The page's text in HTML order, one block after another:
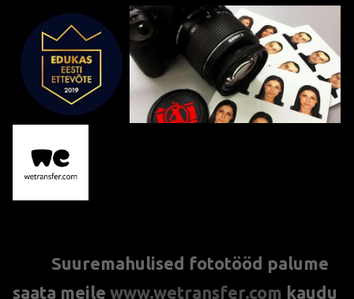
Suuremahulised fototööd palume
saata meile www.wetransfer.com kaudu